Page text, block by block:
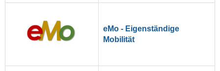
eMo - Eigenständige
Mobilität